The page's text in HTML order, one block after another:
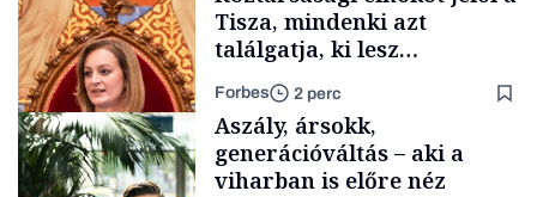
Tisza, mindenki azt
találgatja, ki lesz
szombaton a befutó –
soroljuk az eddig felmerült
neveket
Forbes 2 perc
Aszály, ársokk,
generációváltás – aki a
viharban is előre néz